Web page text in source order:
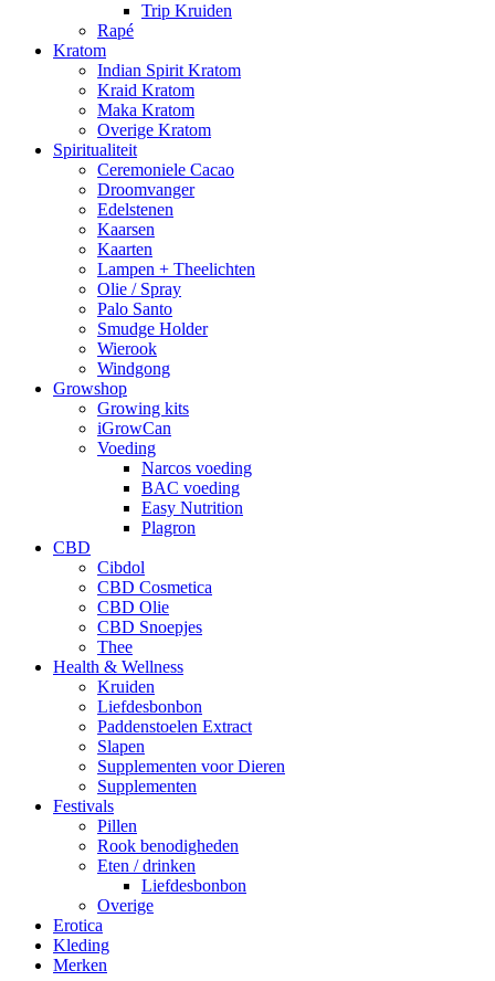
Trip Kruiden
Rapé
Kratom
Indian Spirit Kratom
Kraid Kratom
Maka Kratom
Overige Kratom
Spiritualiteit
Ceremoniele Cacao
Droomvanger
Edelstenen
Kaarsen
Kaarten
Lampen + Theelichten
Olie / Spray
Palo Santo
Smudge Holder
Wierook
Windgong
Growshop
Growing kits
iGrowCan
Voeding
Narcos voeding
BAC voeding
Easy Nutrition
Plagron
CBD
Cibdol
CBD Cosmetica
CBD Olie
CBD Snoepjes
Thee
Health & Wellness
Kruiden
Liefdesbonbon
Paddenstoelen Extract
Slapen
Supplementen voor Dieren
Supplementen
Festivals
Pillen
Rook benodigheden
Eten / drinken
Liefdesbonbon
Overige
Erotica
Kleding
Merken